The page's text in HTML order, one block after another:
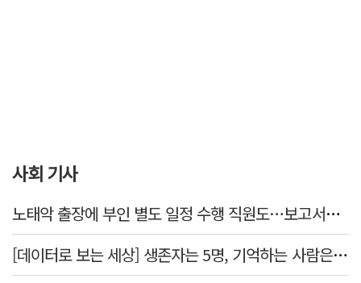
사회 기사
노태악 출장에 부인 별도 일정 수행 직원도…보고서엔 '공식일정 참석'
[데이터로 보는 세상] 생존자는 5명, 기억하는 사람은 늘었다